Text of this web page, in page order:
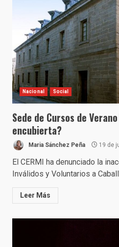
Nacional Social
Sede de Cursos de
encubierta?
Maria Sánchez Peña 19 de
El CERMI ha denunciado la
Inválidos y Voluntarios a
Leer Más